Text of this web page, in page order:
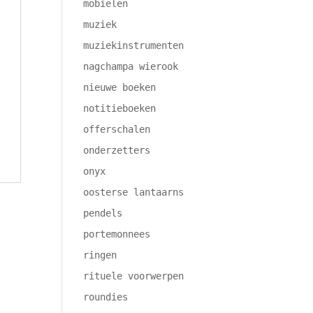
mobielen
muziek
muziekinstrumenten
nagchampa wierook
nieuwe boeken
notitieboeken
offerschalen
onderzetters
onyx
oosterse lantaarns
pendels
portemonnees
ringen
rituele voorwerpen
roundies